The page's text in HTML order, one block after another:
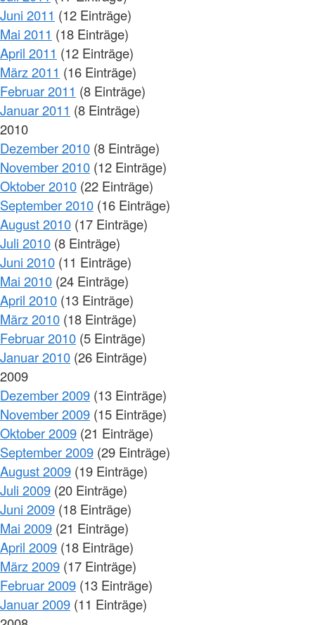
Juni 2011 (12 Einträge)
Mai 2011 (18 Einträge)
April 2011 (12 Einträge)
März 2011 (16 Einträge)
Februar 2011 (8 Einträge)
Januar 2011 (8 Einträge)
2010
Dezember 2010 (8 Einträge)
November 2010 (12 Einträge)
Oktober 2010 (22 Einträge)
September 2010 (16 Einträge)
August 2010 (17 Einträge)
Juli 2010 (8 Einträge)
Juni 2010 (11 Einträge)
Mai 2010 (24 Einträge)
April 2010 (13 Einträge)
März 2010 (18 Einträge)
Februar 2010 (5 Einträge)
Januar 2010 (26 Einträge)
2009
Dezember 2009 (13 Einträge)
November 2009 (15 Einträge)
Oktober 2009 (21 Einträge)
September 2009 (29 Einträge)
August 2009 (19 Einträge)
Juli 2009 (20 Einträge)
Juni 2009 (18 Einträge)
Mai 2009 (21 Einträge)
April 2009 (18 Einträge)
März 2009 (17 Einträge)
Februar 2009 (13 Einträge)
Januar 2009 (11 Einträge)